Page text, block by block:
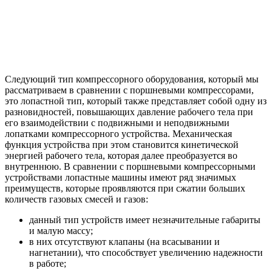
Следующий тип компрессорного оборудования, который мы
рассматриваем в сравнении с поршневыми компрессорами,
это лопастной тип, который также представляет собой одну из
разновидностей, повышающих давление рабочего тела при
его взаимодействии с подвижными и неподвижными
лопатками компрессорного устройства. Механическая
функция устройства при этом становится кинетической
энергией рабочего тела, которая далее преобразуется во
внутреннюю. В сравнении с поршневыми компрессорными
устройствами лопастные машины имеют ряд значимых
преимуществ, которые проявляются при сжатии больших
количеств газовых смесей и газов:
данный тип устройств имеет незначительные габариты
и малую массу;
в них отсутствуют клапаны (на всасывании и
нагнетании), что способствует увеличению надежности
в работе;